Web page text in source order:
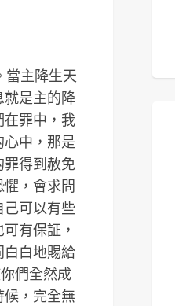
當主降生天
就是主的降
在罪中，我
中，那是
罪得到赦免
，會求問
己可以有些
有保証，
白白地賜給
們全然成
，完全無